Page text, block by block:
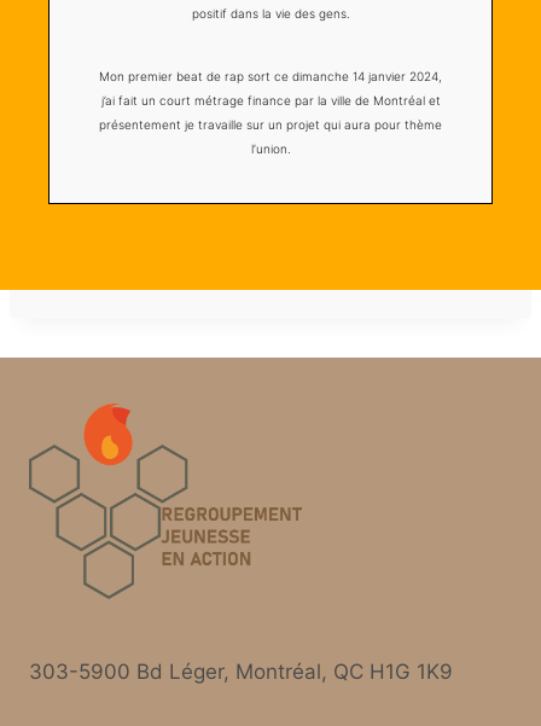
positif dans la vie des gens.
Mon premier beat de rap sort ce dimanche 14 janvier 2024,
j’ai fait un court métrage finance par la ville de Montréal et
présentement je travaille sur un projet qui aura pour thème
l’union.
303-5900 Bd Léger, Montréal, QC H1G 1K9